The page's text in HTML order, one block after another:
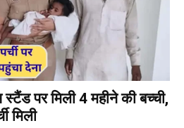
पर मिली 4 महीने की बच्ची,
मिली